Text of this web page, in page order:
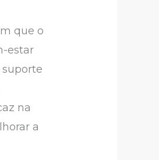
que o
estar
na
a